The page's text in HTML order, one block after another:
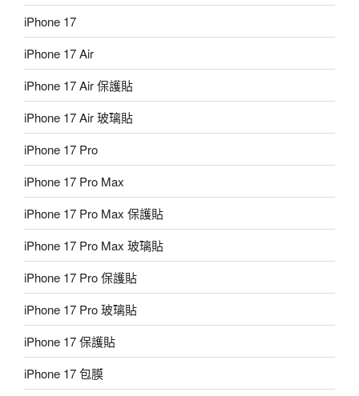
iPhone 17
iPhone 17 Air
iPhone 17 Air 保護貼
iPhone 17 Air 玻璃貼
iPhone 17 Pro
iPhone 17 Pro Max
iPhone 17 Pro Max 保護貼
iPhone 17 Pro Max 玻璃貼
iPhone 17 Pro 保護貼
iPhone 17 Pro 玻璃貼
iPhone 17 保護貼
iPhone 17 包膜